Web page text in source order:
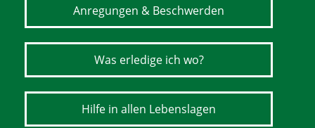
Anregungen & Beschwerden
Was erledige ich wo?
Hilfe in allen Lebenslagen